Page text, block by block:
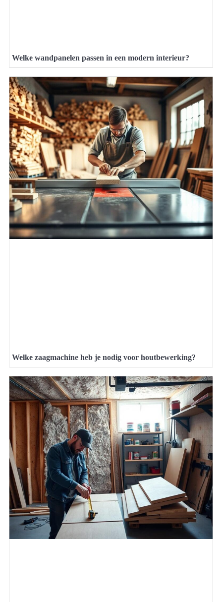
Welke wandpanelen passen in een modern interieur?
Welke zaagmachine heb je nodig voor houtbewerking?